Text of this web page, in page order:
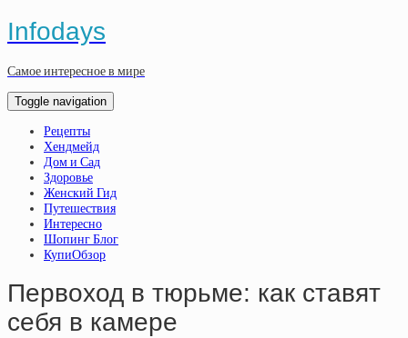
Infodays
Самое интересное в мире
Toggle navigation
Рецепты
Хендмейд
Дом и Сад
Здоровье
Женский Гид
Путешествия
Интересно
Шопинг Блог
КупиОбзор
Первоход в тюрьме: как ставят
себя в камере